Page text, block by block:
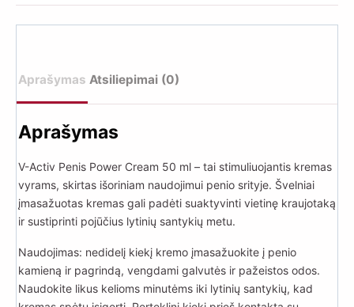
Cream
50
Aprašymas Atsiliepimai (0)
Aprašymas
V-Activ Penis Power Cream 50 ml – tai stimuliuojantis kremas
vyrams, skirtas išoriniam naudojimui penio srityje. Švelniai
įmasažuotas kremas gali padėti suaktyvinti vietinę kraujotaką
ir sustiprinti pojūčius lytinių santykių metu.
Naudojimas: nedidelį kiekį kremo įmasažuokite į penio
kamieną ir pagrindą, vengdami galvutės ir pažeistos odos.
Naudokite likus kelioms minutėms iki lytinių santykių, kad